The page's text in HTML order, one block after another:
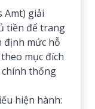
Amt) giải
tiền để trang
định mức hỗ
theo mục đích
thống
hiện hành: